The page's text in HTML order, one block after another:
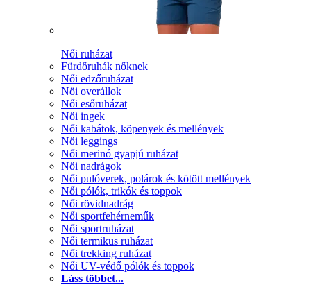
Női ruházat
Fürdőruhák nőknek
Női edzőruházat
Nöi overállok
Női esőruházat
Női ingek
Női kabátok, köpenyek és mellények
Női leggings
Női merinó gyapjú ruházat
Női nadrágok
Női pulóverek, polárok és kötött mellények
Női pólók, trikók és toppok
Női rövidnadrág
Női sportfehérneműk
Női sportruházat
Női termikus ruházat
Női trekking ruházat
Női UV-védő pólók és toppok
Láss többet...